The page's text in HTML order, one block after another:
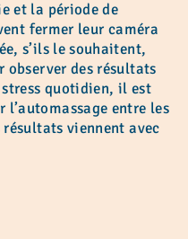
et la période de
fermer leur caméra
s’ils le souhaitent,
observer des résultats
quotidien, il est
l’automassage entre les
viennent avec